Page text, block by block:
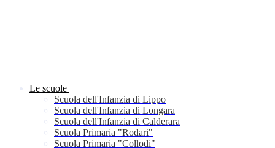
Le scuole
Scuola dell'Infanzia di Lippo
Scuola dell'Infanzia di Longara
Scuola dell'Infanzia di Calderara
Scuola Primaria "Rodari"
Scuola Primaria "Collodi"